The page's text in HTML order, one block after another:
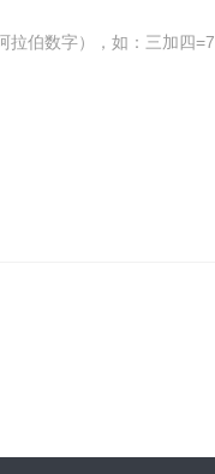
拉伯数字），如：三加四=7